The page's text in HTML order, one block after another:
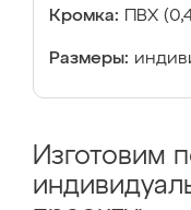
Кромка: ПВХ
Размеры:
Изготовим